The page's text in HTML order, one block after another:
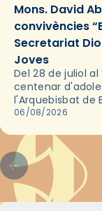
Mons. David
convivències
Secretariat
Joves
Del 28 de juliol
centenar
l'Arquebisbat de
les convivències
06/08/2026